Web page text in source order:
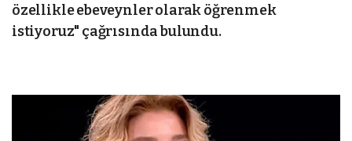
özellikle ebeveynler olarak öğrenmek
istiyoruz" çağrısında bulundu.